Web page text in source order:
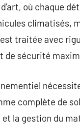
où chaque
climatisés,
traitée avec
sécurité
complète de
la gestion du